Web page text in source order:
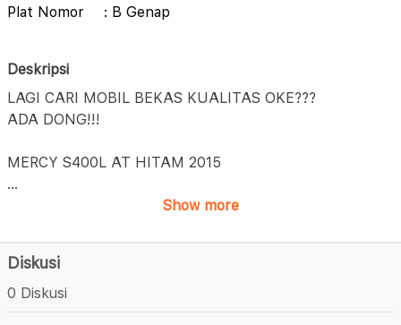
Plat Nomor
: B Genap
Deskripsi
LAGI CARI MOBIL BEKAS KUALITAS OKE???
ADA DONG!!!
MERCY S400L AT HITAM 2015
...
Show more
Diskusi
0 Diskusi